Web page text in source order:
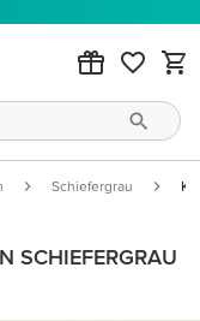
Schiefergrau
SCHIEFERGRAU